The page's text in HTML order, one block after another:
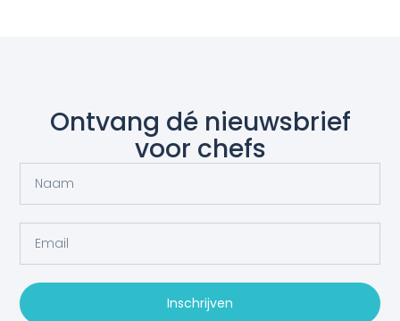
Ontvang dé nieuwsbrief
voor chefs
Inschrijven